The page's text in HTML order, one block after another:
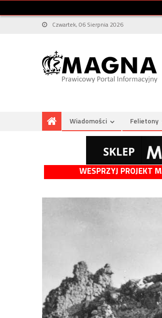
Czwartek, 06 Sierpnia 2026
Wiadomości Felietony
WESPRZYJ PROJEKT